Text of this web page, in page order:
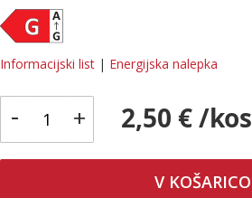
Informacijski list | Energijska nalepka
- + 2,50 € /kos
V KOŠARICO